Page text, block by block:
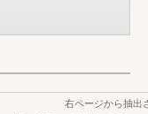
右ページから抽出